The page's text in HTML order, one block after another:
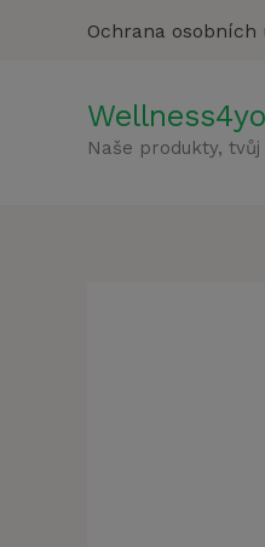
Ochrana osobních
Naše produkty,